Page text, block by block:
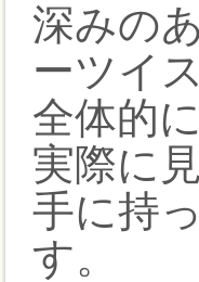
深みの
ーツイ
全体的
実際に
手に持
す。